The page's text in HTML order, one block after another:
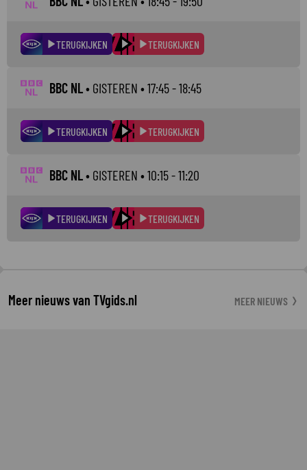
TERUGKIJKEN TERUGKIJKEN
BBC NL • GISTEREN • 17:45 - 18:45
TERUGKIJKEN TERUGKIJKEN
BBC NL • GISTEREN • 10:15 - 11:20
TERUGKIJKEN TERUGKIJKEN
Meer nieuws van TVgids.nl MEER NIEUWS